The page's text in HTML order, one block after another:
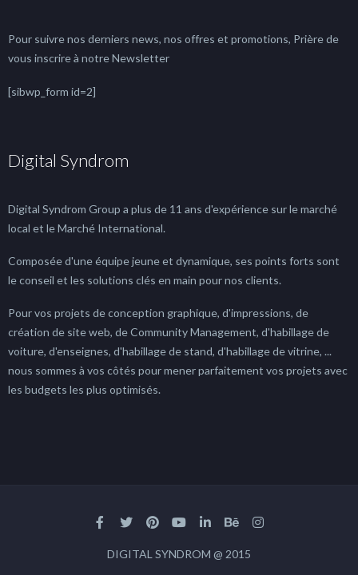
Pour suivre nos derniers news, nos offres et promotions, Prière de
vous inscrire à notre Newsletter
[sibwp_form id=2]
Digital Syndrom
Digital Syndrom Group a plus de 11 ans d'expérience sur le marché
local et le Marché International.
Composée d'une équipe jeune et dynamique, ses points forts sont
le conseil et les solutions clés en main pour nos clients.
Pour vos projets de conception graphique, d'impressions, de
création de site web, de Community Management, d'habillage de
voiture, d'enseignes, d'habillage de stand, d'habillage de vitrine, ...
nous sommes à vos côtés pour mener parfaitement vos projets avec
les budgets les plus optimisés.
DIGITAL SYNDROM @ 2015